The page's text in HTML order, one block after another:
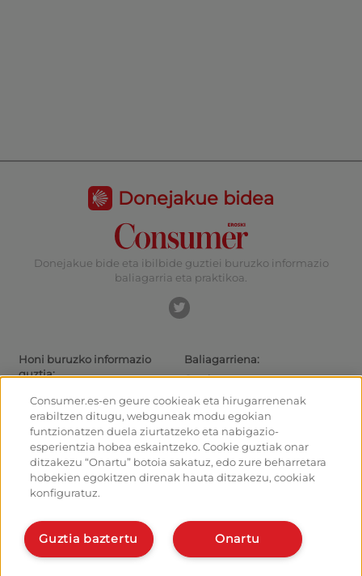
Donejakue bidea
Donejakue bide eta ibilbide guztiei buruzko informazio
baliagarria eta praktikoa.
Honi buruzko informazio
guztia:
Donejakue bidea bizikletaz
Aterpetxeak
Monumentuak
Foroa
Donejakue bideko argazkiak
Baliagarriena:
Gaurkotasuna
Irteeretara nola iritsi
Nola irten Santiagotik
Kalkulagailua
Historia
Ostalariak:
Eman alta zure aterpeari
Ezagut gaitzazu:
Eman alta planifikatzailean
Bideko aplikazioak
Consumer.es-en geure cookieak eta hirugarrenenak
erabiltzen ditugu, webguneak modu egokian
funtzionatzen duela ziurtatzeko eta nabigazio-
esperientzia hobea eskaintzeko. Cookie guztiak onar
ditzakezu “Onartu” botoia sakatuz, edo zure beharretara
hobekien egokitzen direnak hauta ditzakezu, cookiak
konfiguratuz.
Onartu
Guztia baztertu